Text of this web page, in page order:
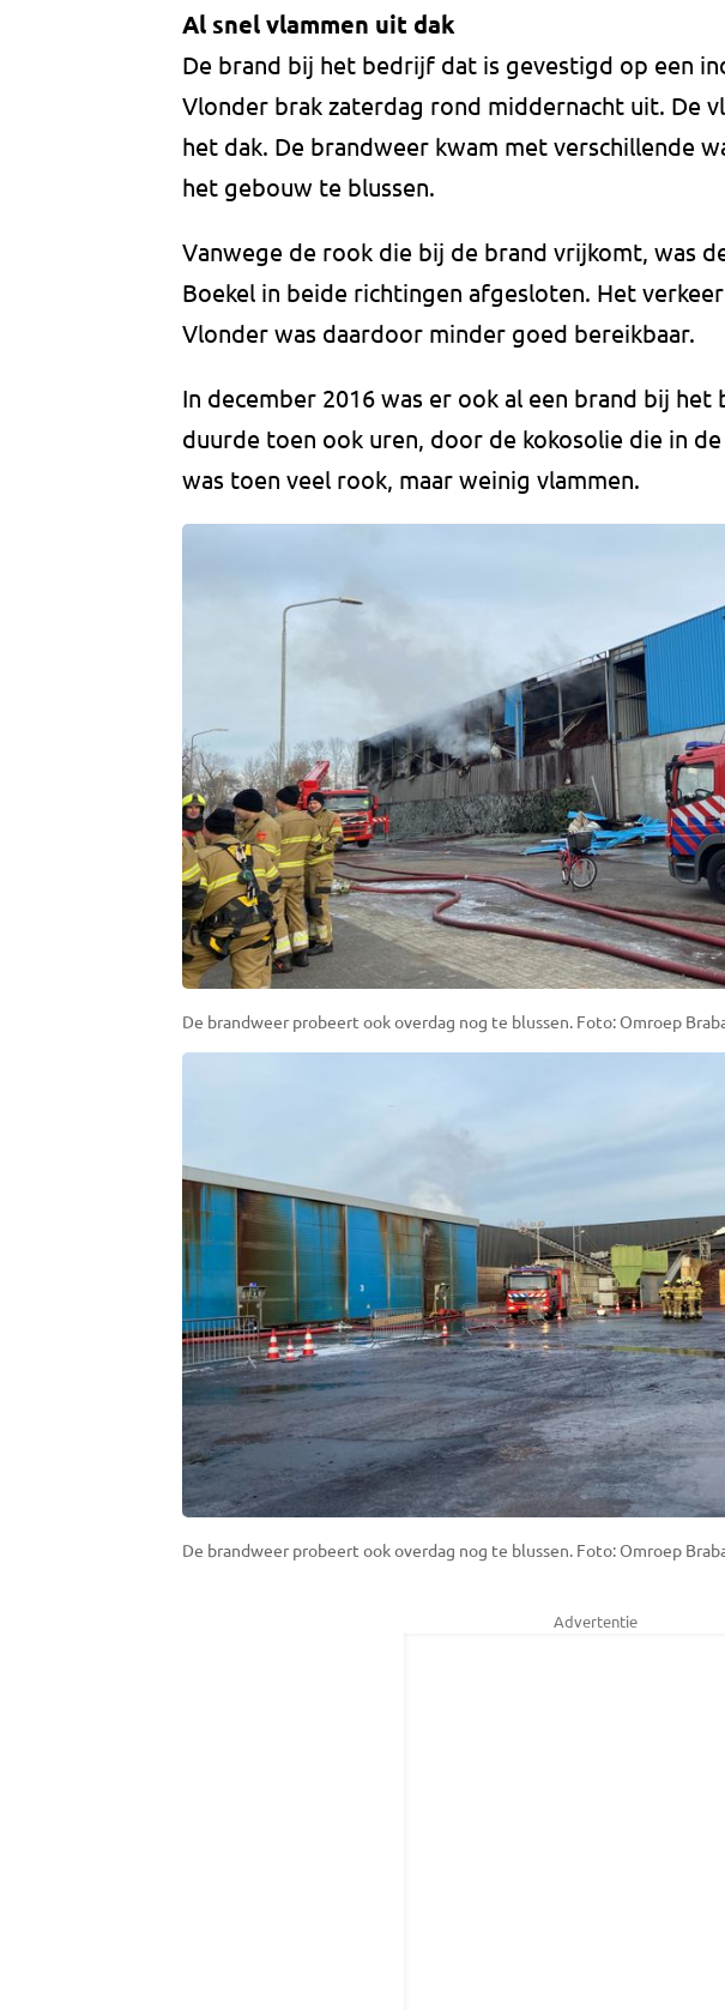
Al snel vlammen uit dak
De brand bij het bedrijf dat is gevestigd op een
Vlonder brak zaterdag rond middernacht uit. De
het dak. De brandweer kwam met verschillende
het gebouw te blussen.
Vanwege de rook die bij de brand vrijkomt, was
Boekel in beide richtingen afgesloten. Het
Vlonder was daardoor minder goed bereikbaar.
In december 2016 was er ook al een brand bij het
duurde toen ook uren, door de kokosolie die in
was toen veel rook, maar weinig vlammen.
De brandweer probeert ook overdag nog te blussen. Foto: Omroep
De brandweer probeert ook overdag nog te blussen. Foto: Omroep
Advertentie